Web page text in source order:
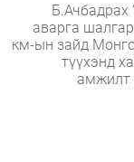
Б.Ачбадрах
аварга
км-ын зайд
түүхэнд
амжилт